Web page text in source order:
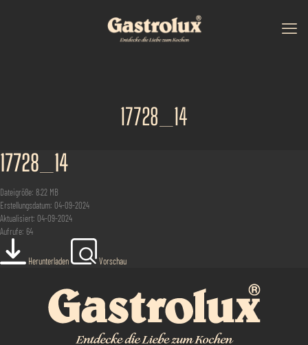
17728_14
17728_14
Dateigröße: 8.22 MB
Erstellungsdatum: 04-09-2024
Aktualisiert: 04-09-2024
Aufrufe: 64
Herunterladen Vorschau